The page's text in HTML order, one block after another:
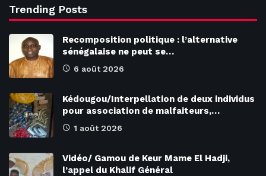
Trending Posts
Recomposition politique : l’alternative
sénégalaise ne peut se…
6 août 2026
Kédougou/Interpellation de deux individus
pour association de malfaiteurs,…
1 août 2026
Vidéo/ Gamou de Keur Mame El Hadji,
l’appel du Khalif Général